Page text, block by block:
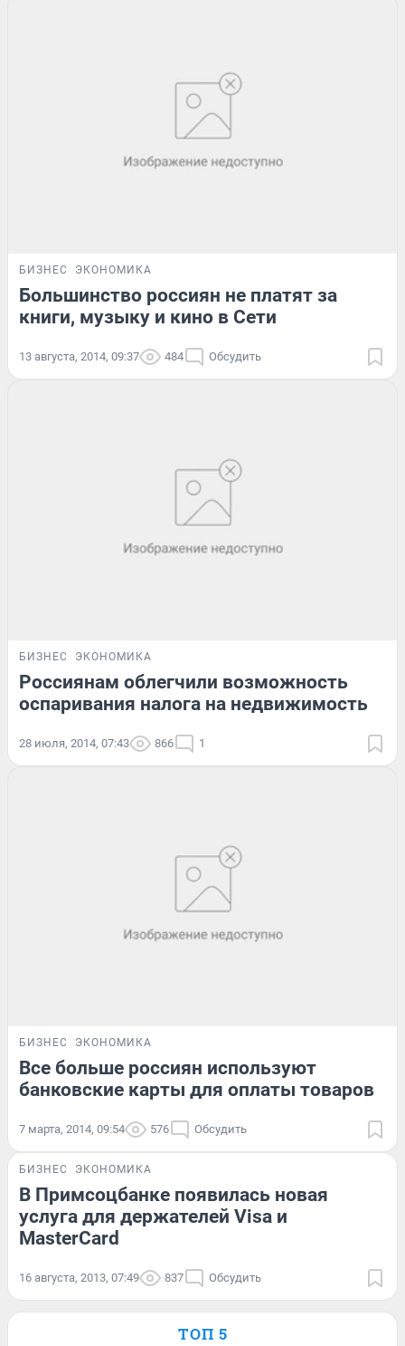
БИЗНЕС ЭКОНОМИКА
Большинство россиян не платят за
книги, музыку и кино в Сети
13 августа, 2014, 09:37 484 Обсудить
БИЗНЕС ЭКОНОМИКА
Россиянам облегчили возможность
оспаривания налога на недвижимость
28 июля, 2014, 07:43 866 1
БИЗНЕС ЭКОНОМИКА
Все больше россиян используют
банковские карты для оплаты товаров
7 марта, 2014, 09:54 576 Обсудить
БИЗНЕС ЭКОНОМИКА
В Примсоцбанке появилась новая
услуга для держателей Visa и
MasterCard
16 августа, 2013, 07:49 837 Обсудить
ТОП 5